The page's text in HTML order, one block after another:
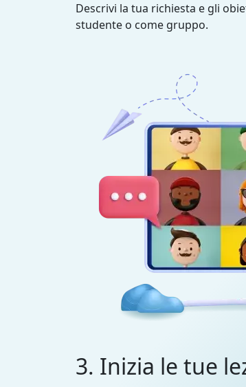
Descrivi la tua richiesta e gli
studente o come gruppo.
3. Inizia le tue